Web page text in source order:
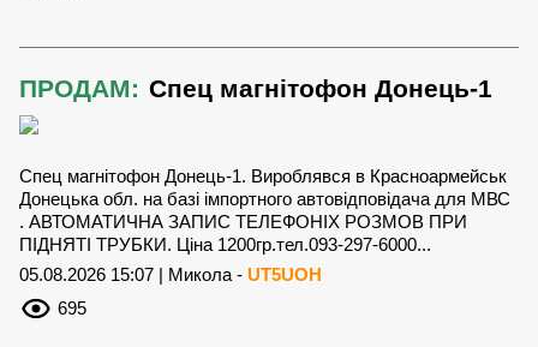
ПРОДАМ: Спец магнітофон Донець-1
Спец магнітофон Донець-1. Вироблявся в Красноармейськ
Донецька обл. на базі імпортного автовідповідача для МВС
. АВТОМАТИЧНА ЗАПИС ТЕЛЕФОНІХ РОЗМОВ ПРИ
ПІДНЯТІ ТРУБКИ. Ціна 1200гр.тел.093-297-6000...
05.08.2026 15:07 | Микола - UT5UOH
695